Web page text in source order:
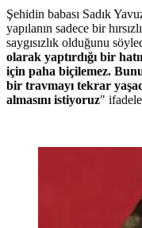
Şehidin babası Sadık
yapılanın sadece bir
saygısızlık olduğunu
olarak yaptırdığı bir
için paha biçilemez.
bir travmayı tekrar
almasını istiyoruz"